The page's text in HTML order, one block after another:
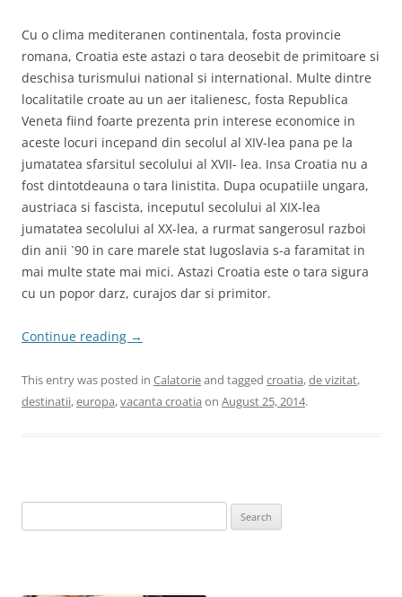
Cu o clima mediteranen continentala, fosta provincie
romana, Croatia este astazi o tara deosebit de primitoare si
deschisa turismului national si international. Multe dintre
localitatile croate au un aer italienesc, fosta Republica
Veneta fiind foarte prezenta prin interese economice in
aceste locuri incepand din secolul al XIV-lea pana pe la
jumatatea sfarsitul secolului al XVII- lea. Insa Croatia nu a
fost dintotdeauna o tara linistita. Dupa ocupatiile ungara,
austriaca si fascista, inceputul secolului al XIX-lea
jumatatea secolului al XX-lea, a rurmat sangerosul razboi
din anii `90 in care marele stat Iugoslavia s-a faramitat in
mai multe state mai mici. Astazi Croatia este o tara sigura
cu un popor darz, curajos dar si primitor.
Continue reading →
This entry was posted in Calatorieand tagged croatia,de vizitat,
destinatii,europa,vacanta croatia on August 25, 2014.
for: